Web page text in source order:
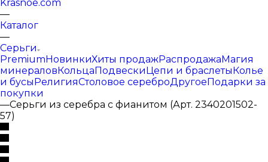
Krasnoe.com
—
Каталог
—
Серьги
PremiumНовинкиХиты продажРаспродажаМагия
минераловКольцаПодвескиЦепи и браслетыКолье
и бусыРелигияСтоловое сереброДругоеПодарки за
покупки
—Серьги из серебра с фианитом (Арт. 2340201502-
57)